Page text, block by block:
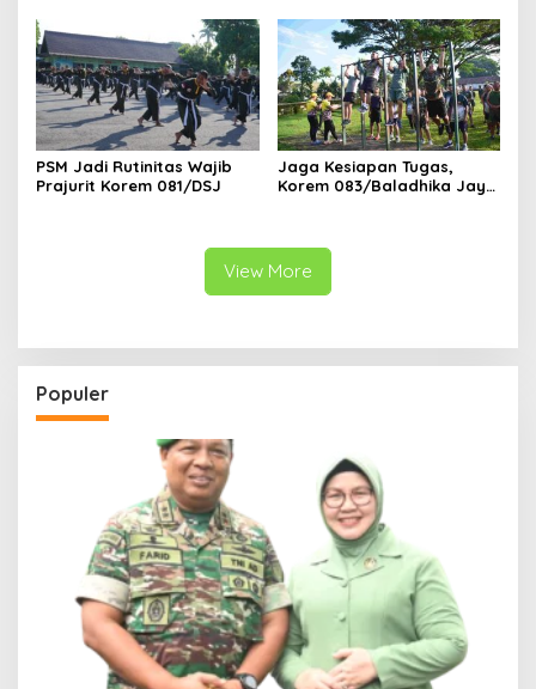
PSM Jadi Rutinitas Wajib
Prajurit Korem 081/DSJ
Jaga Kesiapan Tugas,
Korem 083/Baladhika Jaya
View More
Populer